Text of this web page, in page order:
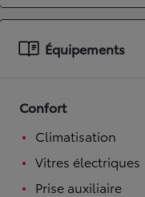
Nouvelle Yaris Cross
HYBRIDE
Équipements
Confort
Climatisation
Vitres électriques
Prise auxiliaire